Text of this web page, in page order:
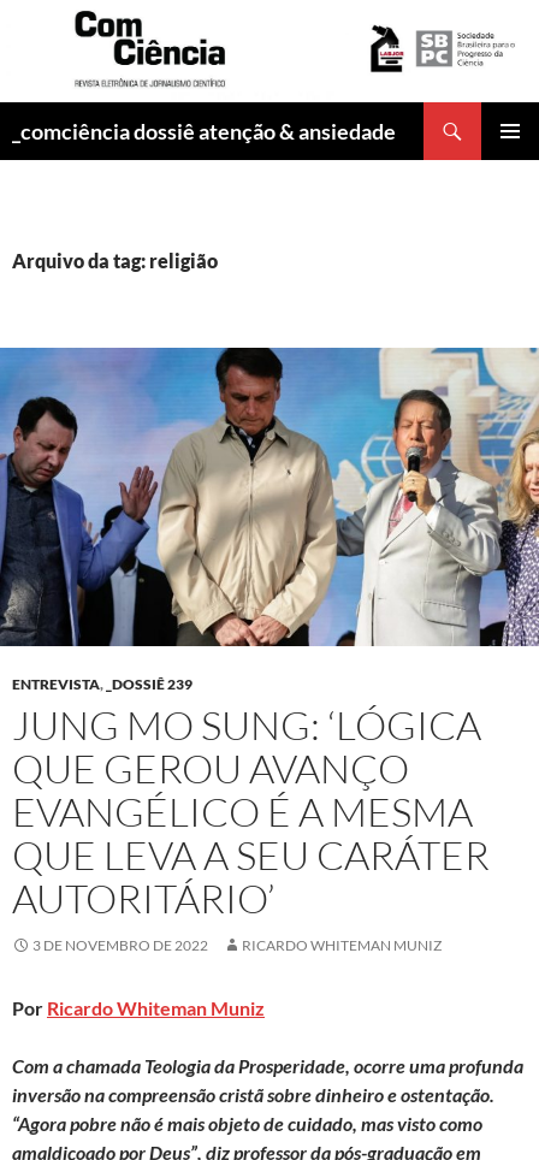
_comciência dossiê atenção & ansiedade
Arquivo da tag: religião
ENTREVISTA, _DOSSIÊ 239
JUNG MO SUNG: ‘LÓGICA
QUE GEROU AVANÇO
EVANGÉLICO É A MESMA
QUE LEVA A SEU CARÁTER
AUTORITÁRIO’
3 DE NOVEMBRO DE 2022 RICARDO WHITEMAN MUNIZ
Por Ricardo Whiteman Muniz
Com a chamada Teologia da Prosperidade, ocorre uma profunda
inversão na compreensão cristã sobre dinheiro e ostentação.
“Agora pobre não é mais objeto de cuidado, mas visto como
amaldiçoado por Deus”, diz professor da pós-graduação em